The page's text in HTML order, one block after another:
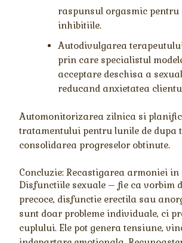
raspunsul orgasmic pentru
inhibitiile.
Autodivulgarea
prin care specialistul
acceptare deschisa a
reducand anxietatea
Automonitorizarea zilnica si
tratamentului pentru lunile de dupa
consolidarea progreselor obtinute.
Concluzie: Recastigarea armoniei in
Disfunctiile sexuale – fie ca vorbim
precoce, disfunctie erectila sau
sunt doar probleme individuale, ci
cuplului. Ele pot genera tensiune,